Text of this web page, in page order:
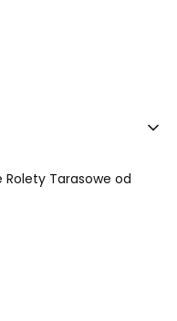
Rolety Tarasowe od